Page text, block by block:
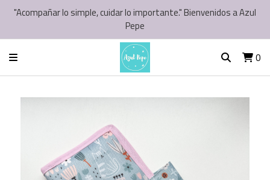
"Acompañar lo simple, cuidar lo importante." Bienvenidos a Azul
Pepe
0